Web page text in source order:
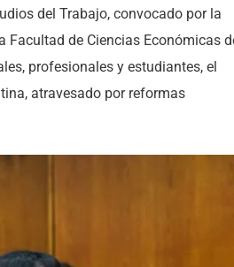
del Trabajo, convocado por la
Facultad de Ciencias Económicas
profesionales y estudiantes, el
atravesado por reformas